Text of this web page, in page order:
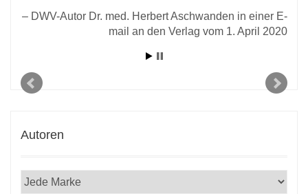
DWV-Autor Dr. med. Herbert Aschwanden in einer E-
mail an den Verlag vom 1. April 2020
Autoren